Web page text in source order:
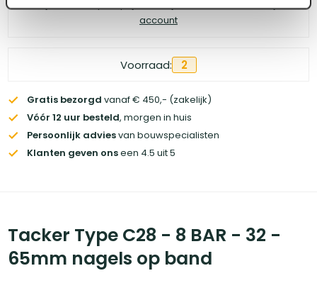
account
Voorraad: 2
Gratis bezorgd vanaf € 450,- (zakelijk)
Vóór 12 uur besteld, morgen in huis
Persoonlijk adviesvan bouwspecialisten
Klanten geven onseen 4.5 uit 5
Tacker Type C28 - 8 BAR - 32 -
65mm nagels op band